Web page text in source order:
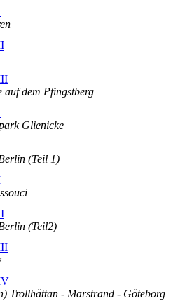
auf dem Pfingstberg
Glienicke
(Teil 1)
(Teil2)
Trollhättan - Marstrand - Göteborg